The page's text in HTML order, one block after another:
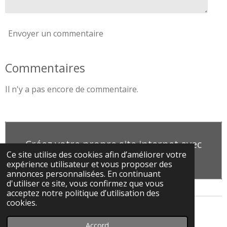
Ce site utilise des cookies afin d’améliorer votre
expérience utilisateur et vous proposer des
annonces personnalisées. En continuant
d'utiliser ce site, vous confirmez que vous
acceptez notre politique d’utilisation des
cookies.
Envoyer un commentaire
Commentaires
Il n'y a pas encore de commentaire.
Créez votre propre site internet avec
Webador